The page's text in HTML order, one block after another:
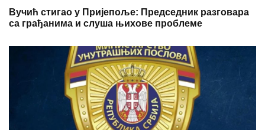
Вучић стигао у Пријепоље: Председник разговара
са грађанима и слуша њихове проблеме